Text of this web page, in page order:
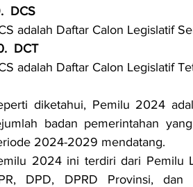
DCS
adalah Daftar Calon Legislatif
DCT
adalah Daftar Calon Legislatif
diketahui, Pemilu 2024
badan pemerintahan
2024-2029 mendatang.
2024 ini terdiri dari Pemilu
DPD, DPRD Provinsi, dan